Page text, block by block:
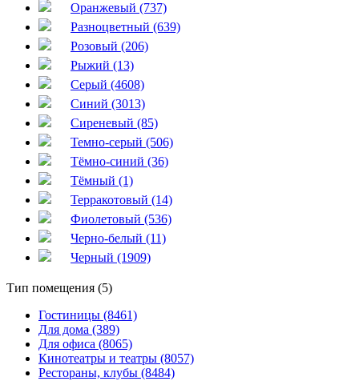
Оранжевый (737)
Разноцветный (639)
Розовый (206)
Рыжий (13)
Серый (4608)
Синий (3013)
Сиреневый (85)
Темно-серый (506)
Тёмно-синий (36)
Тёмный (1)
Терракотовый (14)
Фиолетовый (536)
Черно-белый (11)
Черный (1909)
Тип помещения (5)
Гостиницы (8461)
Для дома (389)
Для офиса (8065)
Кинотеатры и театры (8057)
Рестораны, клубы (8484)